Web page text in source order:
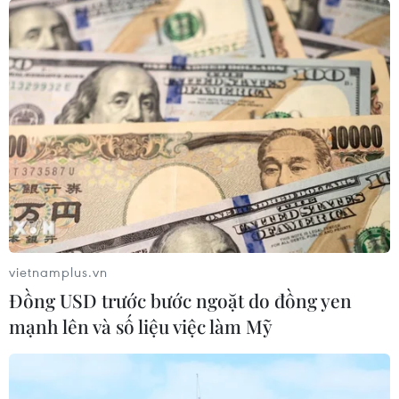
Xem thêm
CƠ QUAN CHỦ QUẢN: THÔNG TẤN XÃ VIỆT NAM
Tổng Biên tập: TRẦN TIẾN DUẨN
Phó Tổng Biên tập: NGUYỄN THỊ TÁM, KHÚC THANH
THỦY
Sở hữu trí tuệ
Quy định sử dụng
Hỗ trợ
vietnamplus.vn
Đồng USD trước bước ngoặt do đồng yen
mạnh lên và số liệu việc làm Mỹ